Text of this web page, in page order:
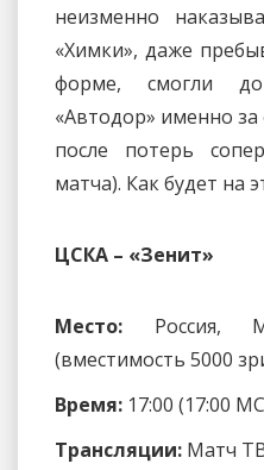
неизменно
«Химки», даже
форме, смогли
«Автодор» именно
после потерь
матча). Как будет на
ЦСКА – «Зенит»
Место: Россия,
(вместимость 5000
Время: 17:00 (17:00
Трансляции: Матч